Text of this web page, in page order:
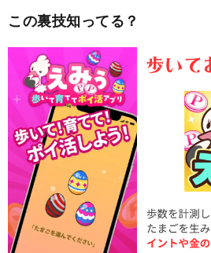
この裏技知ってる？